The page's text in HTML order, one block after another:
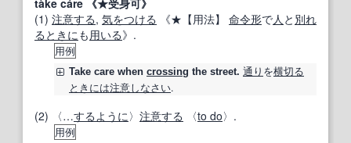
tàke cáre 《★受身可》
(1) 注意する, 気をつける 《★ 【用法】 命令形で人 と 別れ
る ときにも用いる》.
用例
Take care when crossing the street. 通り を横切る
ときには注意しなさい.
(2) 〈…するように〉 注意する 〈to do〉.
用例